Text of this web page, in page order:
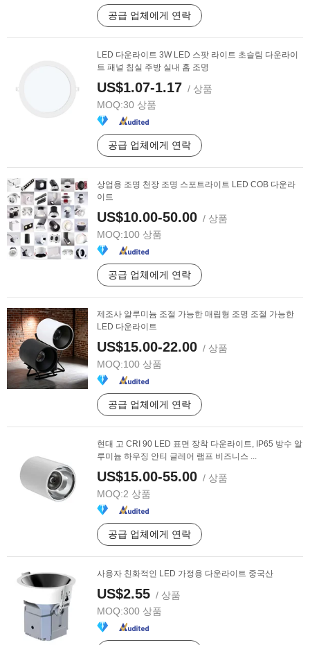
공급 업체에게 연락
LED 다운라이트 3W LED 스팟 라이트 초슬림 다운라이
트 패널 침실 주방 실내 홈 조명
US$1.07-1.17 / 상품
MOQ:30 상품
공급 업체에게 연락
상업용 조명 천장 조명 스포트라이트 LED COB 다운라
이트
US$10.00-50.00 / 상품
MOQ:100 상품
공급 업체에게 연락
제조사 알루미늄 조절 가능한 매립형 조명 조절 가능한
LED 다운라이트
US$15.00-22.00 / 상품
MOQ:100 상품
공급 업체에게 연락
현대 고 CRI 90 LED 표면 장착 다운라이트, IP65 방수 알
루미늄 하우징 안티 글레어 램프 비즈니스 ...
US$15.00-55.00 / 상품
MOQ:2 상품
공급 업체에게 연락
사용자 친화적인 LED 가정용 다운라이트 중국산
US$2.55 / 상품
MOQ:300 상품